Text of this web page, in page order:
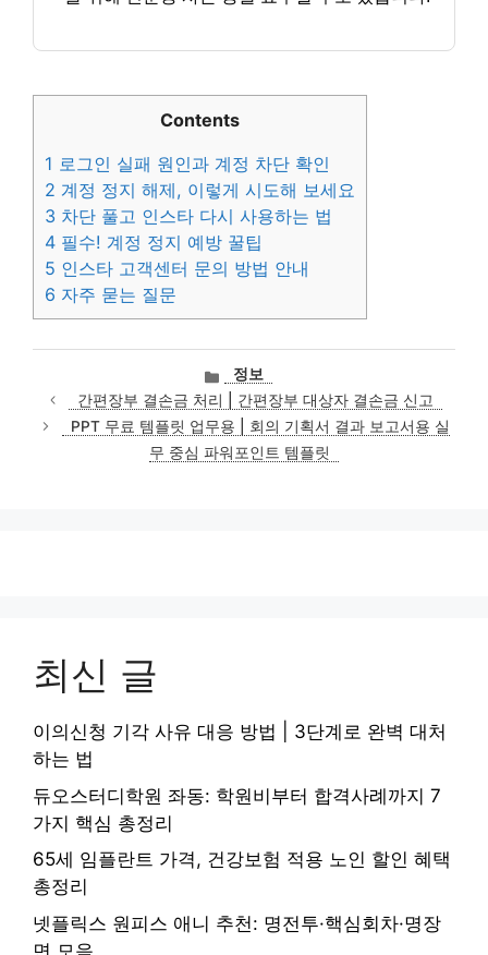
Contents
1 로그인 실패 원인과 계정 차단 확인
2 계정 정지 해제, 이렇게 시도해 보세요
3 차단 풀고 인스타 다시 사용하는 법
4 필수! 계정 정지 예방 꿀팁
5 인스타 고객센터 문의 방법 안내
6 자주 묻는 질문
카
테
고
리
정보
간편장부 결손금 처리 | 간편장부 대상자 결손금 신고
PPT 무료 템플릿 업무용 | 회의 기획서 결과 보고서용 실
무 중심 파워포인트 템플릿
최신 글
이의신청 기각 사유 대응 방법 | 3단계로 완벽 대처
하는 법
듀오스터디학원 좌동: 학원비부터 합격사례까지 7
가지 핵심 총정리
65세 임플란트 가격, 건강보험 적용 노인 할인 혜택
총정리
넷플릭스 원피스 애니 추천: 명전투·핵심회차·명장
면 모음